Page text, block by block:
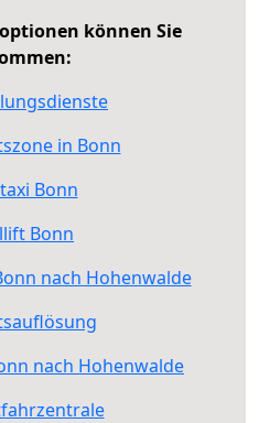
können Sie
in Bonn
Bonn
Bonn
nach Hohenwalde
nach Hohenwalde